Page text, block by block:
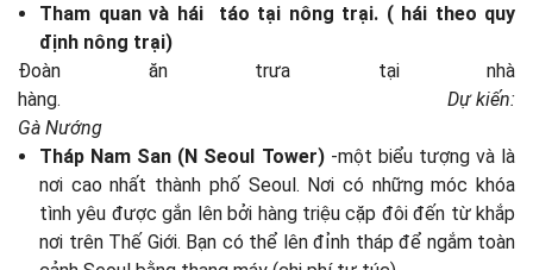
Tham quan và hái táo tại nông trại. ( hái theo quy
định nông trại)
Đoàn ăn trưa tại nhà
hàng. Dự kiến:
Gà Nướng
Tháp Nam San (N Seoul Tower)-một biểu tượng và là
nơi cao nhất thành phố Seoul. Nơi có những móc khóa
tình yêu được gắn lên bởi hàng triệu cặp đôi đến từ khắp
nơi trên Thế Giới. Bạn có thể lên đỉnh tháp để ngắm toàn